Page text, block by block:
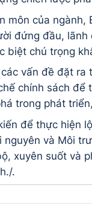
môn của
đứng đầu,
biệt chú trọng
vấn đề đặt
chính sách
trong phát
để thực hiện
và Môi
xuyên suốt và
.